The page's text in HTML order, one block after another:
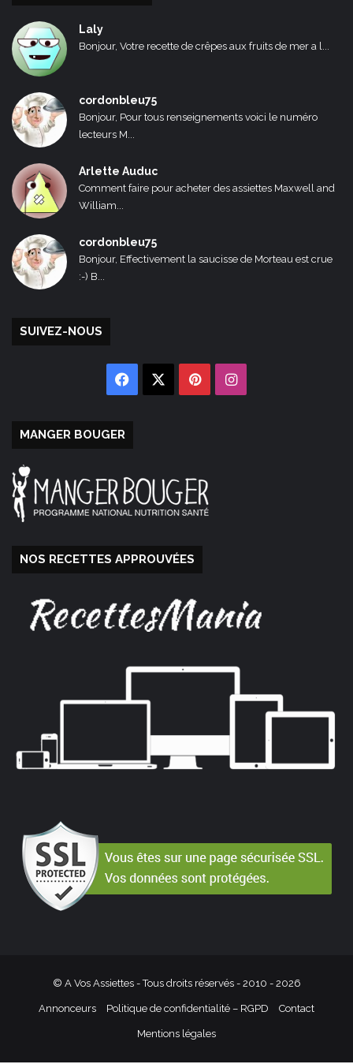
Laly
Bonjour, Votre recette de crêpes aux fruits de mer a l...
cordonbleu75
Bonjour, Pour tous renseignements voici le numéro
lecteurs M...
Arlette Auduc
Comment faire pour acheter des assiettes Maxwell and
William...
cordonbleu75
Bonjour, Effectivement la saucisse de Morteau est crue
:-) B...
SUIVEZ-NOUS
Facebook PinterestInstagram
MANGER BOUGER
NOS RECETTES APPROUVÉES
© A Vos Assiettes - Tous droits réservés - 2010 - 2026
Annonceurs Politique de confidentialité – RGPD Contact
Mentions légales